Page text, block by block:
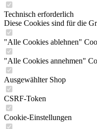
Technisch erforderlich
Diese Cookies sind für die
"Alle Cookies ablehnen"
"Alle Cookies annehmen"
Ausgewählter Shop
CSRF-Token
Cookie-Einstellungen